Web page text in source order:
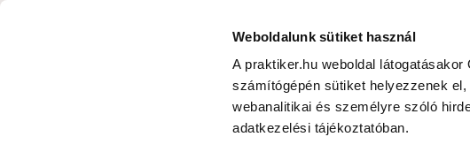
Weboldalunk sütiket használ
A praktiker.hu weboldal
számítógépén sütiket helyezzenek
webanalitikai és személyre szóló
adatkezelési tájékoztatóban.
KATEGÓRIÁK
Nyereményjáték Praktiker